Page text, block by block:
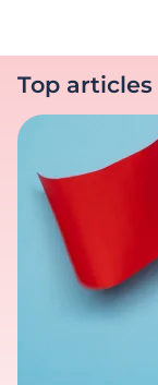
Top articles